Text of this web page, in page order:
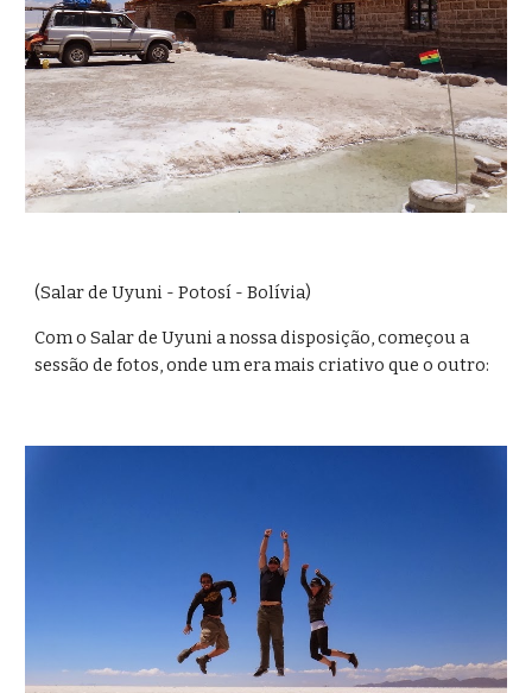
(Salar de Uyuni - Potosí - Bolívia)
Com o Salar de Uyuni a nossa disposição, começou a
sessão de fotos, onde um era mais criativo que o outro: